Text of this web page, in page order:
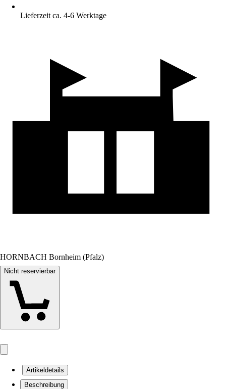
Lieferzeit ca. 4-6 Werktage
HORNBACH Bornheim (Pfalz)
Nicht reservierbar
Artikeldetails
Beschreibung